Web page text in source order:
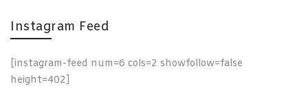
Instagram Feed
[instagram-feed num=6 cols=2 showfollow=false
height=402]